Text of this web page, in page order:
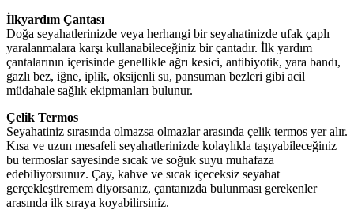
İlkyardım Çantası
Doğa seyahatlerinizde veya herhangi bir seyahatinizde ufak çaplı
yaralanmalara karşı kullanabileceğiniz bir çantadır. İlk yardım
çantalarının içerisinde genellikle ağrı kesici, antibiyotik, yara bandı,
gazlı bez, iğne, iplik, oksijenli su, pansuman bezleri gibi acil
müdahale sağlık ekipmanları bulunur.
Çelik Termos
Seyahatiniz sırasında olmazsa olmazlar arasında çelik termos yer alır.
Kısa ve uzun mesafeli seyahatlerinizde kolaylıkla taşıyabileceğiniz
bu termoslar sayesinde sıcak ve soğuk suyu muhafaza
edebiliyorsunuz. Çay, kahve ve sıcak içeceksiz seyahat
gerçekleştiremem diyorsanız, çantanızda bulunması gerekenler
arasında ilk sıraya koyabilirsiniz.